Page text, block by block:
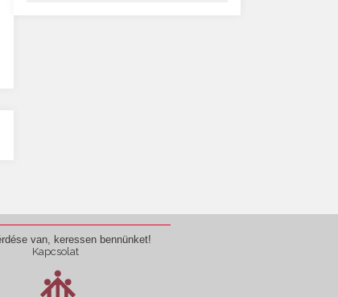
van, keressen bennünket!
Kapcsolat